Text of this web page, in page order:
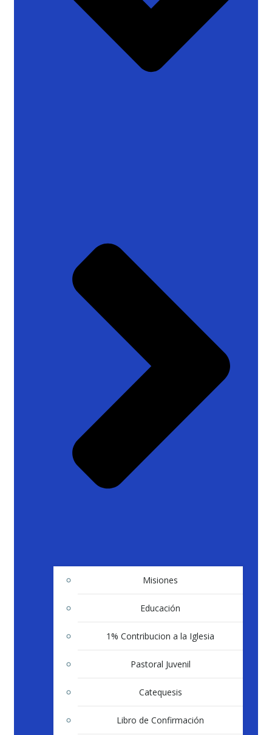
Misiones
Educación
1% Contribucion a la Iglesia
Pastoral Juvenil
Catequesis
Libro de Confirmación